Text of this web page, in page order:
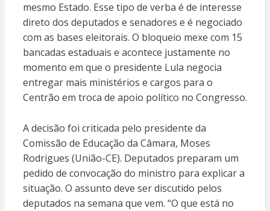
mesmo Estado. Esse tipo de verba é de interesse
direto dos deputados e senadores e é negociado
com as bases eleitorais. O bloqueio mexe com 15
bancadas estaduais e acontece justamente no
momento em que o presidente Lula negocia
entregar mais ministérios e cargos para o
Centrão em troca de apoio político no Congresso.
A decisão foi criticada pelo presidente da
Comissão de Educação da Câmara, Moses
Rodrigues (União-CE). Deputados preparam um
pedido de convocação do ministro para explicar a
situação. O assunto deve ser discutido pelos
deputados na semana que vem. “O que está no